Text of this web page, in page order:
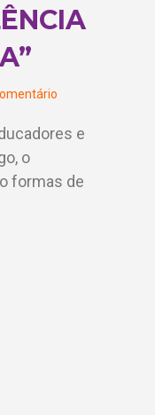
e
o
formas de